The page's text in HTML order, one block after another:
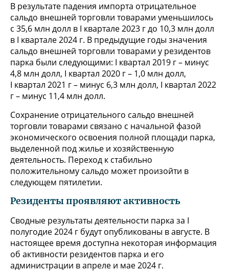
В результате падения импорта отрицательное
сальдо внешней торговли товарами уменьшилось
с 35,6 млн долл в I квартале 2023 г до 10,3 млн долл
в I квартале 2024 г. В предыдущие годы значения
сальдо внешней торговли товарами у резидентов
парка были следующими: I квартал 2019 г – минус
4,8 млн долл, I квартал 2020 г – 1,0 млн долл,
I квартал 2021 г – минус 6,3 млн долл, I квартал 2022
г – минус 11,4 млн долл.
Сохранение отрицательного сальдо внешней
торговли товарами связано с начальной фазой
экономического освоения полной площади парка,
выделенной под жилье и хозяйственную
деятельность. Переход к стабильно
положительному сальдо может произойти в
следующем пятилетии.
Резиденты проявляют активность
Сводные результаты деятельности парка за I
полугодие 2024 г будут опубликованы в августе. В
настоящее время доступна некоторая информация
об активности резидентов парка и его
администрации в апреле и мае 2024 г.